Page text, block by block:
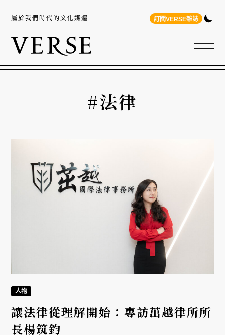
屬於我們時代的文化媒體 訂閱VERSE雜誌
#法律
人物
讓法律從理解開始：專訪茁越律所所
長楊筑鈞